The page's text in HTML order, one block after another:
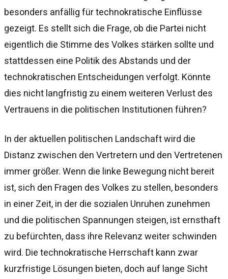
besonders anfällig für technokratische Einflüsse
gezeigt. Es stellt sich die Frage, ob die Partei nicht
eigentlich die Stimme des Volkes stärken sollte und
stattdessen eine Politik des Abstands und der
technokratischen Entscheidungen verfolgt. Könnte
dies nicht langfristig zu einem weiteren Verlust des
Vertrauens in die politischen Institutionen führen?
In der aktuellen politischen Landschaft wird die
Distanz zwischen den Vertretern und den Vertretenen
immer größer. Wenn die linke Bewegung nicht bereit
ist, sich den Fragen des Volkes zu stellen, besonders
in einer Zeit, in der die sozialen Unruhen zunehmen
und die politischen Spannungen steigen, ist ernsthaft
zu befürchten, dass ihre Relevanz weiter schwinden
wird. Die technokratische Herrschaft kann zwar
kurzfristige Lösungen bieten, doch auf lange Sicht